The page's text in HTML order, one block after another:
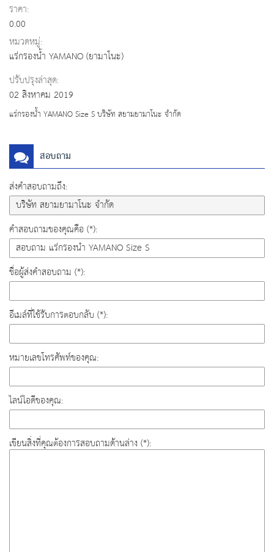
ราคา:
0.00
หมวดหมู่:
แร่กรองน้ำ YAMANO (ยามาโนะ)
ปรับปรุงล่าสุด:
02 สิงหาคม 2019
แร่กรองน้ำ YAMANO Size S บริษัท สยามยามาโนะ จำกัด
สอบถาม
ส่งคำสอบถามถึง:
คำสอบถามของคุณคือ (*):
ชื่อผู้ส่งคำสอบถาม (*):
อีเมล์ที่ใช้รับการตอบกลับ (*):
หมายเลขโทรศัพท์ของคุณ:
ไลน์ไอดีของคุณ:
เขียนสิ่งที่คุณต้องการสอบถามด้านล่าง (*):